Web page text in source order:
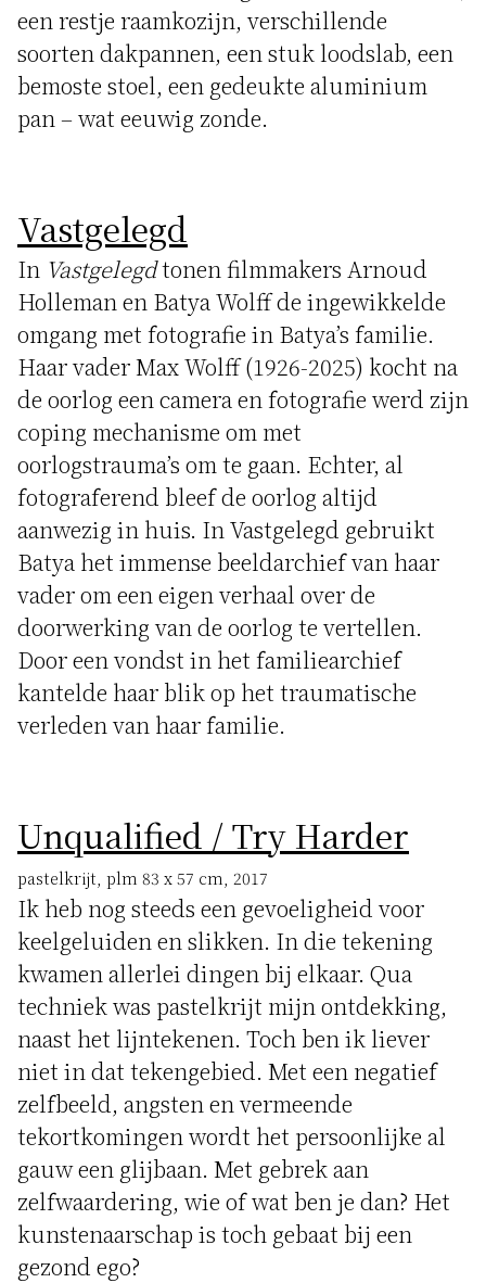
een restje raamkozijn, verschillende
soorten dakpannen, een stuk loodslab, een
bemoste stoel, een gedeukte aluminium
pan – wat eeuwig zonde.
Vastgelegd
In Vastgelegdtonen filmmakers Arnoud
Holleman en Batya Wolff de ingewikkelde
omgang met fotografie in Batya’s familie.
Haar vader Max Wolff (1926-2025) kocht na
de oorlog een camera en fotografie werd zijn
coping mechanisme om met
oorlogstrauma’s om te gaan. Echter, al
fotograferend bleef de oorlog altijd
aanwezig in huis. In Vastgelegd gebruikt
Batya het immense beeldarchief van haar
vader om een eigen verhaal over de
doorwerking van de oorlog te vertellen.
Door een vondst in het familiearchief
kantelde haar blik op het traumatische
verleden van haar familie.
Unqualified / Try Harder
pastelkrijt, plm 83 x 57 cm, 2017
Ik heb nog steeds een gevoeligheid voor
keelgeluiden en slikken. In die tekening
kwamen allerlei dingen bij elkaar. Qua
techniek was pastelkrijt mijn ontdekking,
naast het lijntekenen. Toch ben ik liever
niet in dat tekengebied. Met een negatief
zelfbeeld, angsten en vermeende
tekortkomingen wordt het persoonlijke al
gauw een glijbaan. Met gebrek aan
zelfwaardering, wie of wat ben je dan? Het
kunstenaarschap is toch gebaat bij een
gezond ego?